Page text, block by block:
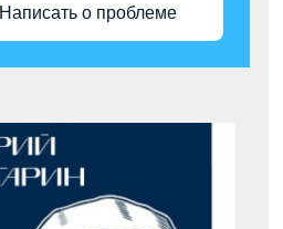
Написать о проблеме